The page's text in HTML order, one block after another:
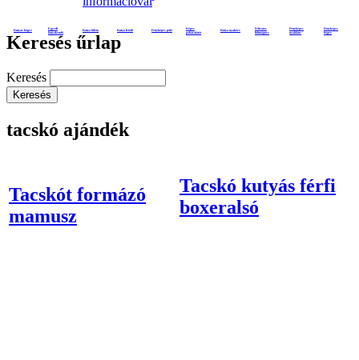
Kutyás bögre
Egyedi
kutyakendő
Kutya biléta Kutya frizbi Fényképes póló
Képes
poháralátét
Kutya nyakörv
Feliratos
hűtmágnes
Fényképes
nyaklánc
Fényképes
bögre
Keresés űrlap
Keresés
tacskó ajándék
Tacskót formázó
mamusz
Tacskó kutyás férfi
boxeralsó